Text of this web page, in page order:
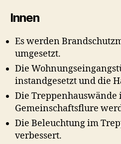
Innen
Es werden
umgesetzt.
Die
instandgesetzt und die
Die
Gemeinschaftsflure
Die Beleuchtung im
verbessert.